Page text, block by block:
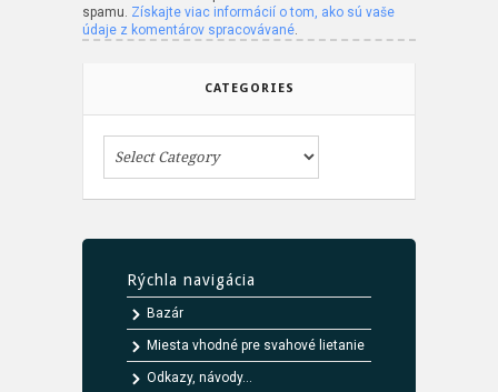
spamu. Získajte viac informácií o tom, ako sú vaše
údaje z komentárov spracovávané.
CATEGORIES
Rýchla navigácia
Bazár
Miesta vhodné pre svahové lietanie
Odkazy, návody...